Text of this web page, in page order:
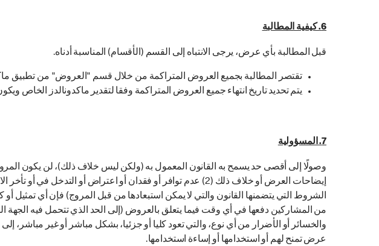
6. كيفية المطالبة
قبل المطالبة بأي عرض، يرجى الانتباه إلى القسم (الأقسام) المناسبة أدناه.
تقتصر المطالبة بجميع العروض المتراكمة من خلال قسم "العروض" من تطبيق
یتم تحدید تاریخ انتهاء جمیع العروض المتراکمة وفقا لتقدیر ماکدونالدز
7. المسؤولية
والخسائر أو الأضرار من أي نوع، والتي تعود كليا أو جزئيا، بشكل مباشر أو غير
عرض تمنح لهم أو استخدامها أو إساءة استخدامها.